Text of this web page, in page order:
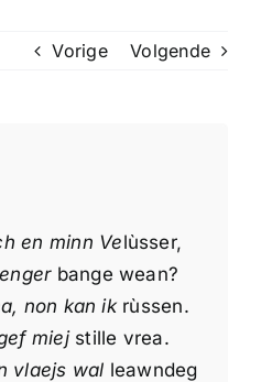
Vorige Volgende
en minn Velùsser,
bange wean?
non kan ikrùssen.
miejstille vrea.
vlaejs wal leawndeg